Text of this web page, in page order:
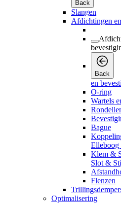
Back
Slangen
Afdichtingen
Back
en
O-ring
Wartels
Bague
Klem &
Slot &
Flenzen
Optimalisering